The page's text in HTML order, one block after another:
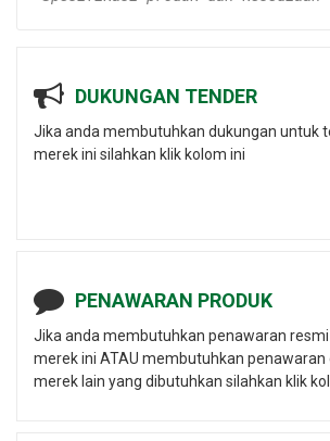
DUKUNGAN TENDER
Jika anda membutuhkan dukungan untuk
merek ini silahkan klik kolom ini
PENAWARAN PRODUK
Jika anda membutuhkan penawaran
merek ini ATAU membutuhkan penawaran
merek lain yang dibutuhkan silahkan klik